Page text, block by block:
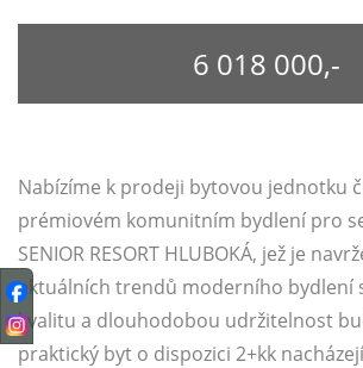
6 018 000,-
Nabízíme k prodeji bytovou jednotku
prémiovém komunitním bydlení pro
SENIOR RESORT HLUBOKÁ, jež je
aktuálních trendů moderního bydlení
kvalitu a dlouhodobou udržitelnost
praktický byt o dispozici 2+kk